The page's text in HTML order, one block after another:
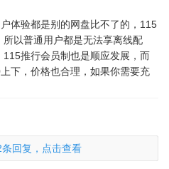
体验都是别的网盘比不了的，115
以普通用户都是无法享离线配
推行会员制也是顺应发展，而
下，价格也合理，如果你需要充
回复，点击查看